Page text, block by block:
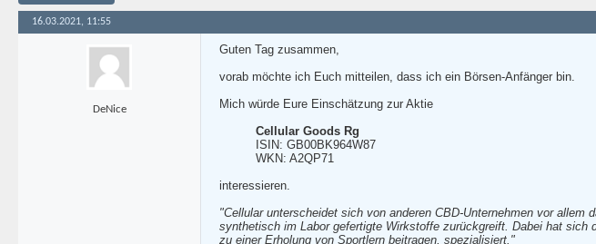
16.03.2021, 11:55
DeNice
Guten Tag zusammen,
vorab möchte ich Euch mitteilen, dass ich ein Börsen-Anfänger bin.
Mich würde Eure Einschätzung zur Aktie
Cellular Goods Rg
ISIN: GB00BK964W87
WKN: A2QP71
interessieren.
"Cellular unterscheidet sich von anderen CBD-Unternehmen vor
synthetisch im Labor gefertigte Wirkstoffe zurückgreift. Dabei hat sich
zu einer Erholung von Sportlern beitragen, spezialisiert."